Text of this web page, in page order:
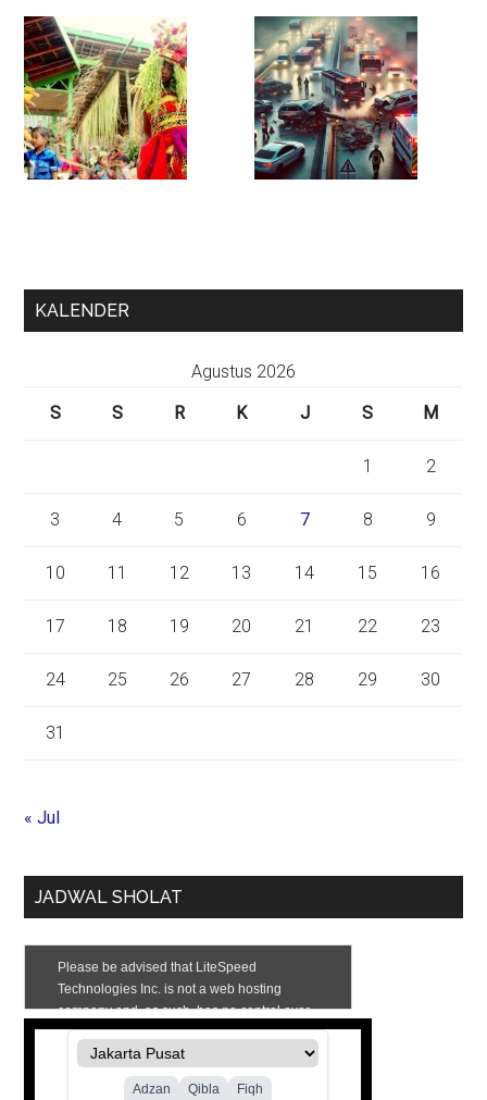
KALENDER
Agustus 2026
S
S R K J S M
1 2
3 4 5 6 7 8 9
10 11 12 13 14 15 16
17 18 19 20 21 22 23
24 25 26 27 28 29 30
31
« Jul
JADWAL SHOLAT